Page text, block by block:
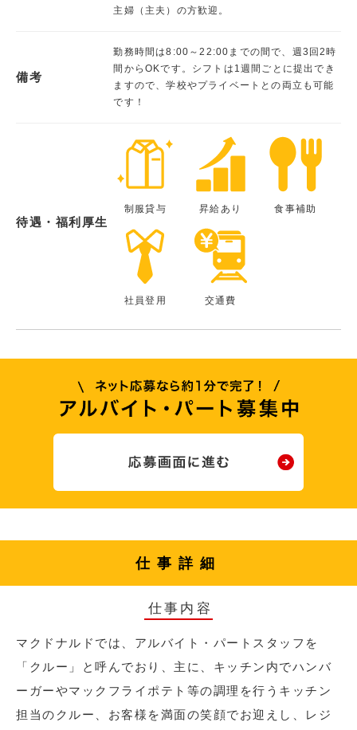
主婦（主夫）の方歓迎。
備考
勤務時間は8:00～22:00までの間で、週3回2時
間からOKです。シフトは1週間ごとに提出でき
ますので、学校やプライベートとの両立も可能
です！
待遇・福利厚生
制服貸与 昇給あり 食事補助
社員登用 交通費
仕事詳細
仕事内容
マクドナルドでは、アルバイト・パートスタッフを
「クルー」と呼んでおり、主に、キッチン内でハンバ
ーガーやマックフライポテト等の調理を行うキッチン
担当のクルー、お客様を満面の笑顔でお迎えし、レジ